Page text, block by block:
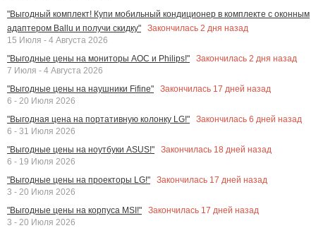
"Выгодный комплект! Купи мобильный кондиционер в комплекте с оконным
адаптером Ballu и получи скидку"
Закончилась 2 дня назад
15 Июля - 4 Августа 2026
"Выгодные цены на мониторы AOC и Philips!"
Закончилась 2 дня назад
7 Июля - 4 Августа 2026
"Выгодные цены на наушники Fifine"
Закончилась 17 дней назад
6 - 20 Июля 2026
"Выгодная цена на портативную колонку LG!"
Закончилась 6 дней назад
6 - 31 Июля 2026
"Выгодные цены на ноутбуки ASUS!"
Закончилась 18 дней назад
6 - 19 Июля 2026
"Выгодные цены на проекторы LG!"
Закончилась 17 дней назад
3 - 20 Июля 2026
"Выгодные цены на корпуса MSI!"
Закончилась 17 дней назад
3 - 20 Июля 2026